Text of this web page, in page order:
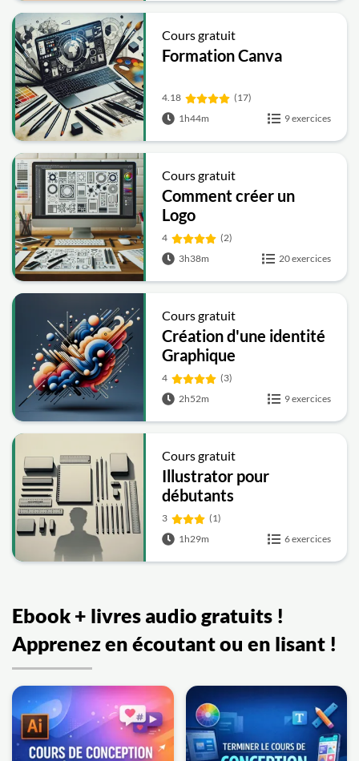
Cours gratuit
Formation Canva
4.18
(17)
1h44m
9 exercices
Cours gratuit
Comment créer un
Logo
4
(2)
3h38m
20 exercices
Cours gratuit
Création d'une identité
Graphique
4
(3)
2h52m
9 exercices
Cours gratuit
Illustrator pour
débutants
3
(1)
1h29m
6 exercices
Ebook + livres audio gratuits !
Apprenez en écoutant ou en lisant !